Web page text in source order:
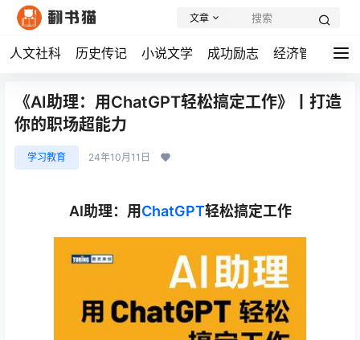
人文社科 历史传记 小说文学 成功励志 经济管理 学
文章
《AI助理：用ChatGPT轻松搞定工作》丨打造
你的职场超能力
学习教育 24年10月11日
AI助理：用 ChatGPT轻松搞定工作